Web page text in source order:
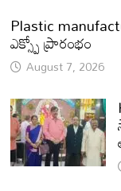
Plastic
ఎక్స్పో ప్రారంభం
August 7, 2026